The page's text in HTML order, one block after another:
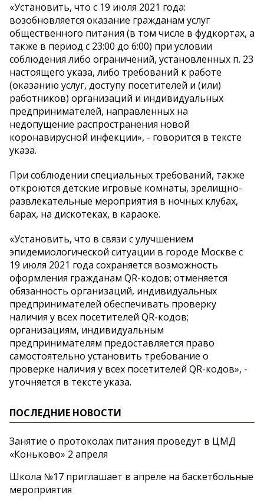
«Установить, что с 19 июля 2021 года:
возобновляется оказание гражданам услуг
общественного питания (в том числе в фудкортах, а
также в период с 23:00 до 6:00) при условии
соблюдения либо ограничений, установленных п. 23
настоящего указа, либо требований к работе
(оказанию услуг, доступу посетителей и (или)
работников) организаций и индивидуальных
предпринимателей, направленных на
недопущение распространения новой
коронавирусной инфекции», - говорится в тексте
указа.
При соблюдении специальных требований, также
откроются детские игровые комнаты, зрелищно-
развлекательные мероприятия в ночных клубах,
барах, на дискотеках, в караоке.
«Установить, что в связи с улучшением
эпидемиологической ситуации в городе Москве с
19 июля 2021 года сохраняется возможность
оформления гражданам QR-кодов; отменяется
обязанность организаций, индивидуальных
предпринимателей обеспечивать проверку
наличия у всех посетителей QR-кодов;
организациям, индивидуальным
предпринимателям предоставляется право
самостоятельно установить требование о
проверке наличия у всех посетителей QR-кодов», -
уточняется в тексте указа.
ПОСЛЕДНИЕ НОВОСТИ
Занятие о протоколах питания проведут в ЦМД
«Коньково» 2 апреля
Школа №17 приглашает в апреле на баскетбольные
мероприятия